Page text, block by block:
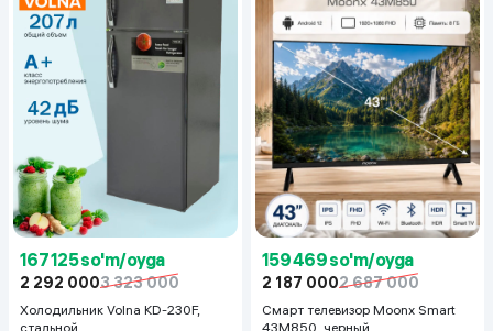
🔋6500 mAh katta batareya
6500 mAh batareyasmartfonni uzoq vaqt ishlashini ta’minlaydi.
Zaryadlash texnologiyalari:
90W tez zaryadlash
30W simsiz zaryadlash
167 125 so'm/oyga
2 292 0003 323 000
Холодильник Volna KD-230F,
стальной
159 469 so'm/oyga
2 187 0002 687 000
Смарт телевизор Moonx Smart
43M850, черный